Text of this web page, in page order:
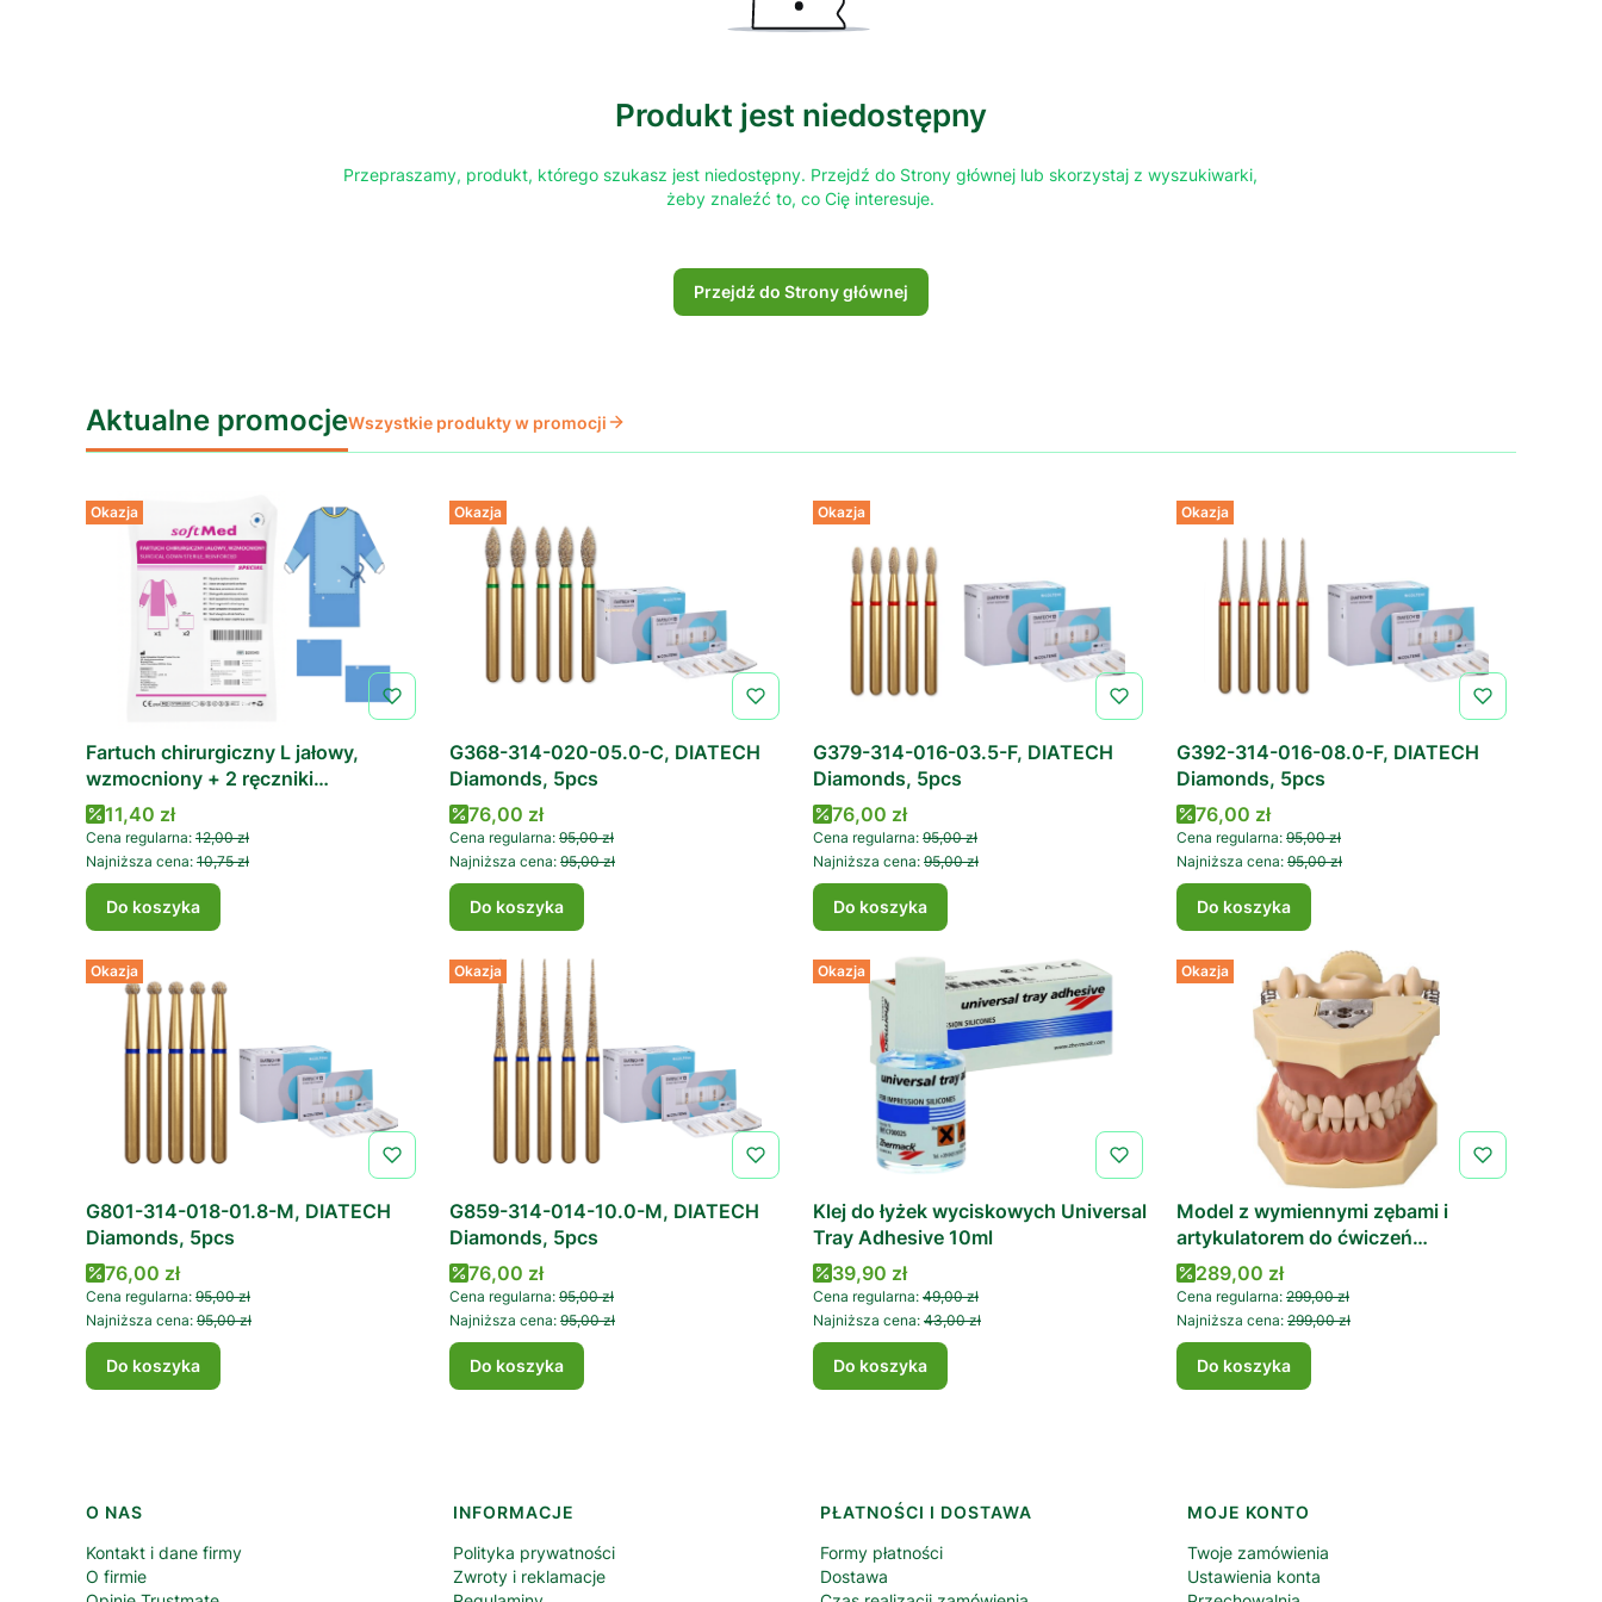
Produkt jest niedostępny
Przepraszamy, produkt, którego szukasz jest niedostępny. Przejdź do Strony głównej lub skorzystaj z wyszukiwarki,
żeby znaleźć to, co Cię interesuje.
Przejdź do Strony głównej
Aktualne promocjeWszystkie produkty w promocji
Okazja
Fartuch chirurgiczny L jałowy,
wzmocniony + 2 ręczniki
30cm/34cm
Cena promocyjna
11,40 zł
Cena regularna: 12,00 zł
Najniższa cena: 10,75 zł
Do koszyka
Okazja
G368-314-020-05.0-C, DIATECH
Diamonds, 5pcs
Cena promocyjna
76,00 zł
Cena regularna: 95,00 zł
Najniższa cena: 95,00 zł
Do koszyka
Okazja
G379-314-016-03.5-F, DIATECH
Diamonds, 5pcs
Cena promocyjna
76,00 zł
Cena regularna: 95,00 zł
Najniższa cena: 95,00 zł
Do koszyka
Okazja
G392-314-016-08.0-F, DIATECH
Diamonds, 5pcs
Cena promocyjna
76,00 zł
Cena regularna: 95,00 zł
Najniższa cena: 95,00 zł
Do koszyka
Okazja
G801-314-018-01.8-M, DIATECH
Diamonds, 5pcs
Cena promocyjna
76,00 zł
Cena regularna: 95,00 zł
Najniższa cena: 95,00 zł
Do koszyka
Okazja
G859-314-014-10.0-M, DIATECH
Diamonds, 5pcs
Cena promocyjna
76,00 zł
Cena regularna: 95,00 zł
Najniższa cena: 95,00 zł
Do koszyka
Okazja
Klej do łyżek wyciskowych Universal
Tray Adhesive 10ml
Cena promocyjna
39,90 zł
Cena regularna: 49,00 zł
Najniższa cena: 43,00 zł
Do koszyka
Okazja
Model z wymiennymi zębami i
artykulatorem do ćwiczeń
przedklinicznych (32 zęby)
Cena promocyjna
289,00 zł
Cena regularna: 299,00 zł
Najniższa cena: 299,00 zł
Do koszyka
Linki w stopce
O NAS
Kontakt i dane firmy
O firmie
INFORMACJE
Polityka prywatności
Zwroty i reklamacje
PŁATNOŚCI I DOSTAWA
Formy płatności
Dostawa
MOJE KONTO
Twoje zamówienia
Ustawienia konta